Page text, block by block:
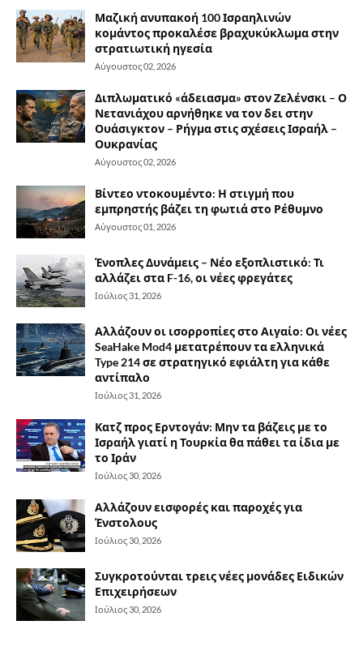
Μαζική ανυπακοή 100 Ισραηλινών
κομάντος προκαλέσε βραχυκύκλωμα στην
στρατιωτική ηγεσία
Αύγουστος 02, 2026
Διπλωματικό «άδειασμα» στον Ζελένσκι – Ο
Νετανιάχου αρνήθηκε να τον δει στην
Ουάσιγκτον – Ρήγμα στις σχέσεις Ισραήλ –
Ουκρανίας
Αύγουστος 02, 2026
Βίντεο ντοκουμέντο: Η στιγμή που
εμπρηστής βάζει τη φωτιά στο Ρέθυμνο
Αύγουστος 01, 2026
Ένοπλες Δυνάμεις – Νέο εξοπλιστικό: Τι
αλλάζει στα F-16, οι νέες φρεγάτες
Ιούλιος 31, 2026
Αλλάζουν οι ισορροπίες στο Αιγαίο: Οι νέες
SeaHake Mod4 μετατρέπουν τα ελληνικά
Type 214 σε στρατηγικό εφιάλτη για κάθε
αντίπαλο
Ιούλιος 31, 2026
Κατζ προς Ερντογάν: Μην τα βάζεις με το
Ισραήλ γιατί η Τουρκία θα πάθει τα ίδια με
το Ιράν
Ιούλιος 30, 2026
Αλλάζουν εισφορές και παροχές για
Ένστολους
Ιούλιος 30, 2026
Συγκροτούνται τρεις νέες μονάδες Ειδικών
Επιχειρήσεων
Ιούλιος 30, 2026